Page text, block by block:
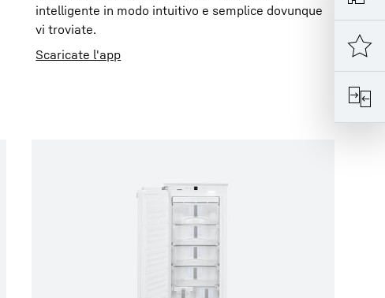
intelligente in modo intuitivo e semplice dovunque
vi troviate.
Scaricate l'app